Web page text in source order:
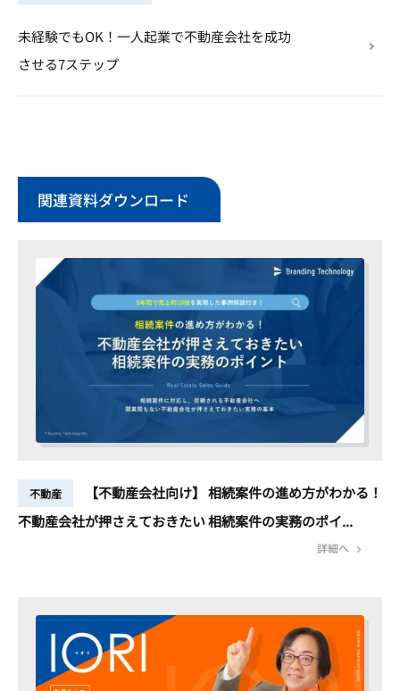
未経験でもOK！一人起業で不動産会社を成功
させる7ステップ
関連資料ダウンロード
不動産
【不動産会社向け】 相続案件の進め方がわかる！
不動産会社が押さえておきたい 相続案件の実務のポイ...
詳細へ